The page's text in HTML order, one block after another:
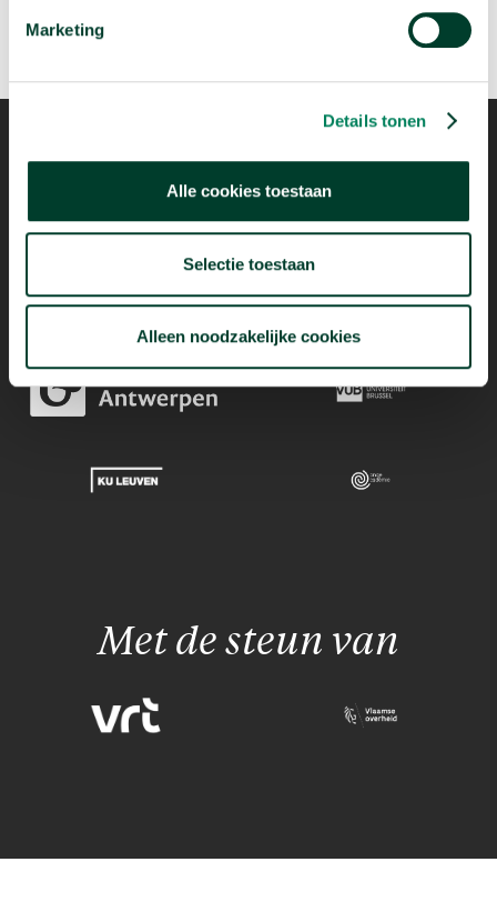
Marketing
Details tonen
Alle cookies toestaan
Selectie toestaan
Alleen noodzakelijke cookies
Mogelijk dankzij
Met de steun van